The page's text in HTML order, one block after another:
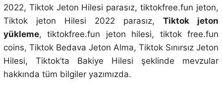
2022, Tiktok Jeton Hilesi parasız, tiktokfree.fun jeton,
Tiktok jeton Hilesi 2022 parasız,Tiktok jeton
yükleme, tiktokfree.fun jeton hilesi, tiktok free.fun
coins, Tiktok Bedava Jeton Alma, Tiktok Sınırsız Jeton
Hilesi, Tiktok’ta Bakiye Hilesi şeklinde mevzular
hakkında tüm bilgiler yazımızda.